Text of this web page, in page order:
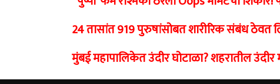
24 तासांत 919 पुरुषांसोबत शारीरिक संबंध ठेवत
मुंबई महापालिकेत उंदीर घोटाळा? शहरातील उंदीर